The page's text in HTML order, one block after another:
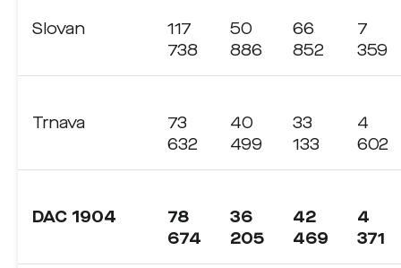
Slovan
117
738
50
886
66
852
7
359
Trnava
73
632
40
499
33
133
4
602
DAC 1904
78
674
36
205
42
469
4
371